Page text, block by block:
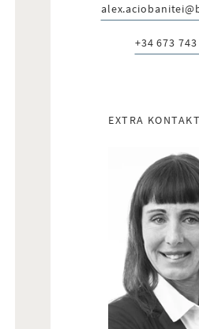
E-post:
Telefon:
+34 673
EXTRA